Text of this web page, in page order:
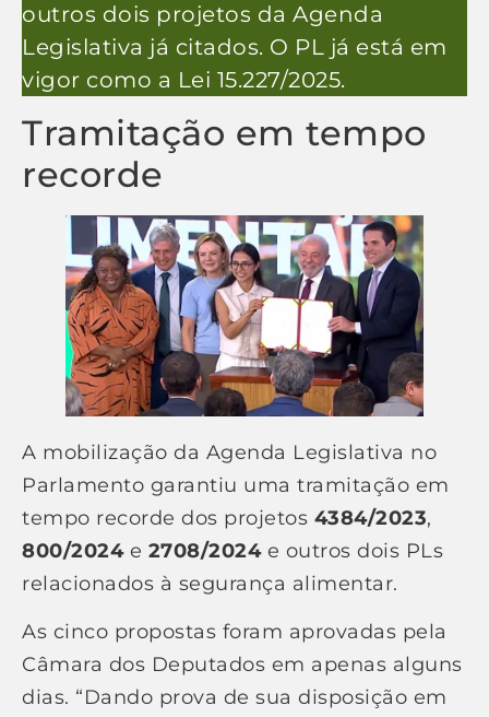
outros dois projetos da Agenda
Legislativa já citados. O PL já está em
vigor como a Lei 15.227/2025.
Tramitação em tempo
recorde
A mobilização da Agenda Legislativa no
Parlamento garantiu uma tramitação em
tempo recorde dos projetos 4384/2023,
800/2024e 2708/2024e outros dois PLs
relacionados à segurança alimentar.
As cinco propostas foram aprovadas pela
Câmara dos Deputados em apenas alguns
dias. “Dando prova de sua disposição em